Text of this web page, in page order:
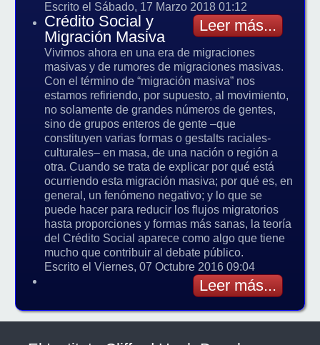
Escrito el Sábado, 17 Marzo 2018 01:12
Leer más...
Crédito Social y
Migración Masiva
Vivimos ahora en una era de migraciones
masivas y de rumores de migraciones masivas.
Con el término de “migración masiva” nos
estamos refiriendo, por supuesto, al movimiento,
no solamente de grandes números de gentes,
sino de grupos enteros de gente –que
constituyen varias formas o gestalts raciales-
culturales– en masa, de una nación o región a
otra. Cuando se trata de explicar por qué está
ocurriendo esta migración masiva; por qué es, en
general, un fenómeno negativo; y lo que se
puede hacer para reducir los flujos migratorios
hasta proporciones y formas más sanas, la teoría
del Crédito Social aparece como algo que tiene
mucho que contribuir al debate público.
Escrito el Viernes, 07 Octubre 2016 09:04
Leer más...